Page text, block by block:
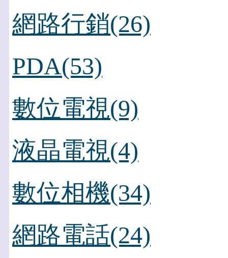
網路行銷(26)
PDA(53)
數位電視(9)
液晶電視(4)
數位相機(34)
網路電話(24)